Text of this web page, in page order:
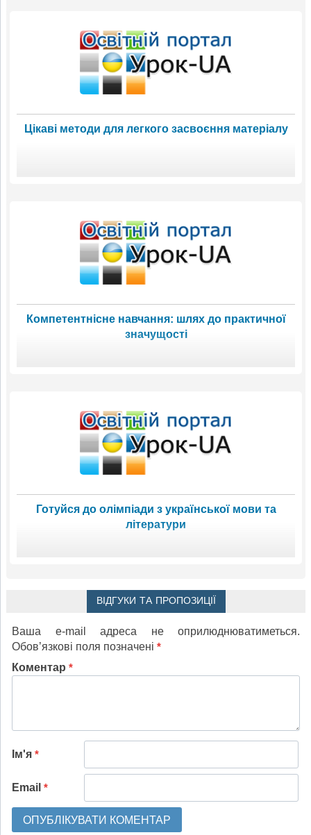
Цікаві методи для легкого засвоєння матеріалу
Компетентнісне навчання: шлях до практичної
значущості
Готуйся до олімпіади з української мови та
літератури
ВІДГУКИ ТА ПРОПОЗИЦІЇ
Ваша e-mail адреса не оприлюднюватиметься.
Обов’язкові поля позначені *
Коментар *
Ім'я *
Email *